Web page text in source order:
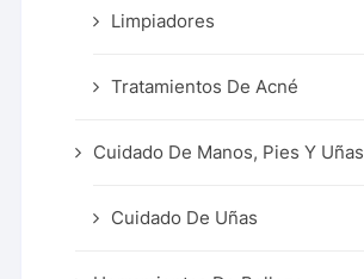
Limpiadores
Tratamientos De Acné
Cuidado De Manos, Pies Y Uñas
Cuidado De Uñas